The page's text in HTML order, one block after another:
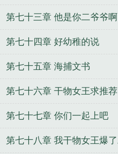
第七十三章 他是你二爷爷啊
第七十四章 好幼稚的说
第七十五章 海捕文书
第七十六章 干物女王求推荐
第七十七章 你们一起上吧
第七十八章 我干物女王爆